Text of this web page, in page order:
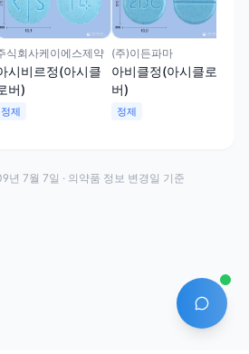
식회사케이에스제약
시비르정(아시클
버)
정제
(주)이든파마
아비클정(아시클로
버)
정제
AI 에이
년 7월 7일 · 의약품 정보 변경일 기준